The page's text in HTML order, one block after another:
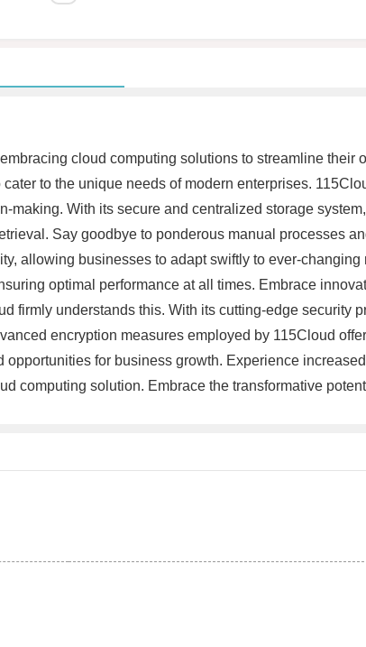
cloud computing solutions to streamline their
to the unique needs of modern enterprises.
With its secure and centralized storage
Say goodbye to ponderous manual processes
allowing businesses to adapt swiftly to ever-
optimal performance at all times. Embrace
firmly understands this. With its cutting-edge security
encryption measures employed by 115Cloud
for business growth. Experience
computing solution. Embrace the transformative